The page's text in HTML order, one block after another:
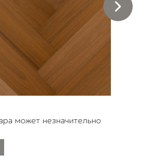
может незначительно